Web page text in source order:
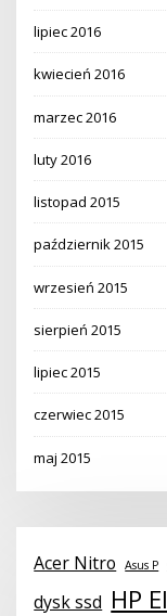
lipiec 2016
kwiecień 2016
marzec 2016
luty 2016
listopad 2015
październik 2015
wrzesień 2015
sierpień 2015
lipiec 2015
czerwiec 2015
maj 2015
Acer Nitro Asus P
dysk ssd HP